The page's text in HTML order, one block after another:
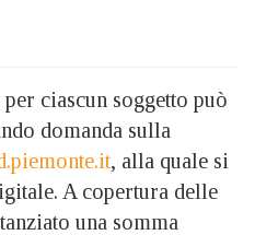
per ciascun soggetto può
domanda sulla
, alla quale si
A copertura delle
una somma